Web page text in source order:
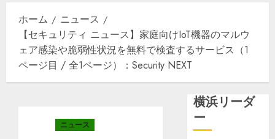
メ
ュ
ー
ホーム
ニュース
【セキュリティ ニュース】家庭向けIoT機器のマルウ
ェア感染や脆弱性状況を無料で検査するサービス（1
ページ目 / 全1ページ）：Security NEXT
ニュース
横浜リーダ
ー